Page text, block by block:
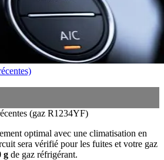
(gaz R1234YF)
optimal avec une climatisation en
sera vérifié pour les fuites et votre gaz
g de gaz réfrigérant.